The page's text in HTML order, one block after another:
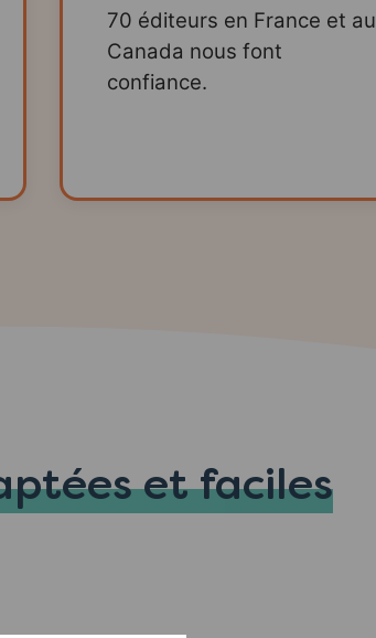
70 éditeurs en France et au
Canada nous font
confiance.
et faciles